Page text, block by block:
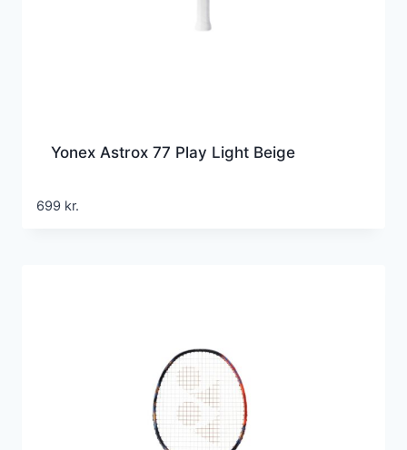
Yonex Astrox 77 Play Light Beige
699 kr.